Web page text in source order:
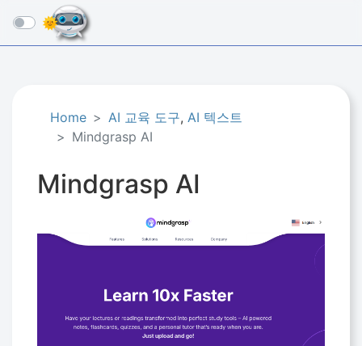
☰
Home AI 교육 도구, AI 텍스트
Mindgrasp AI
Mindgrasp AI